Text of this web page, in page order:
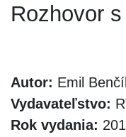
Rozhovor
Autor: Emil
Vydavateľstvo:
Rok vydania: